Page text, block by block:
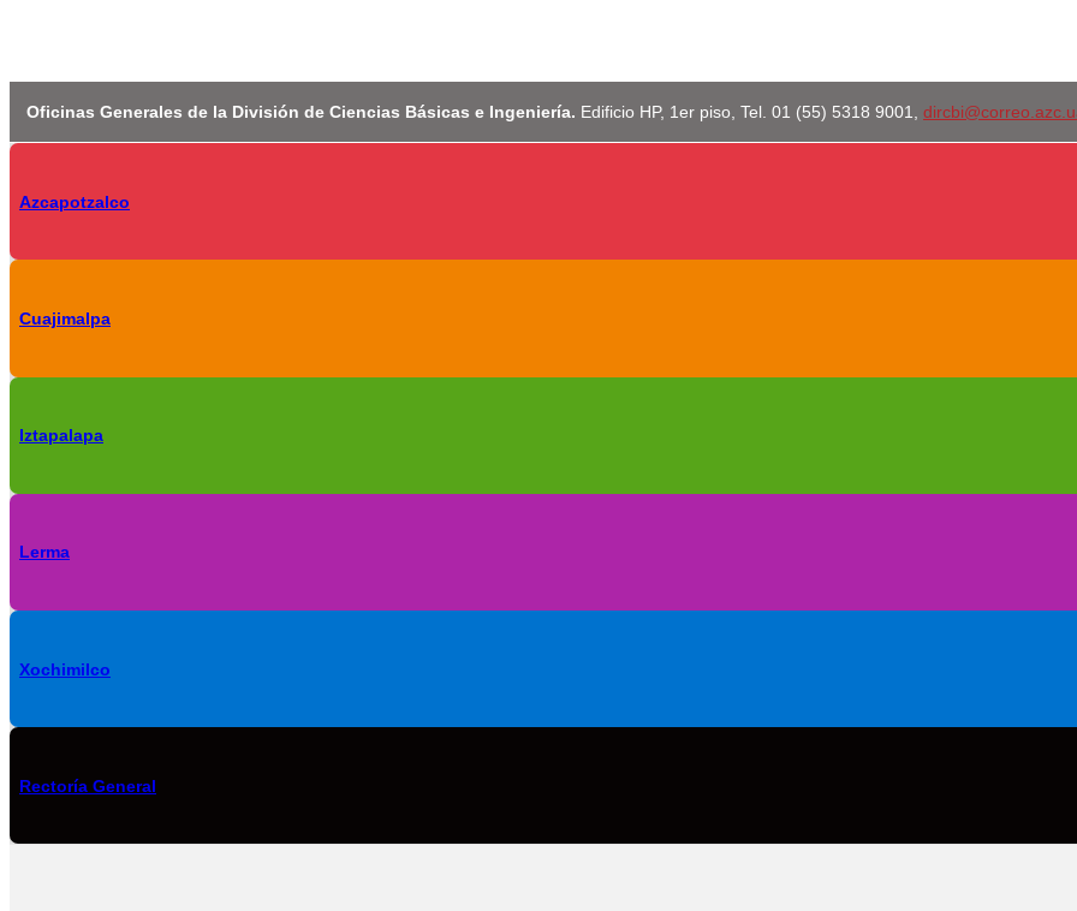
Oficinas Generales de la División de Ciencias Básicas e Ingeniería. Edificio HP, 1er piso, Tel. 01 (55) 5318 9001,
Azcapotzalco
Cuajimalpa
Iztapalapa
Lerma
Xochimilco
Rectoría General